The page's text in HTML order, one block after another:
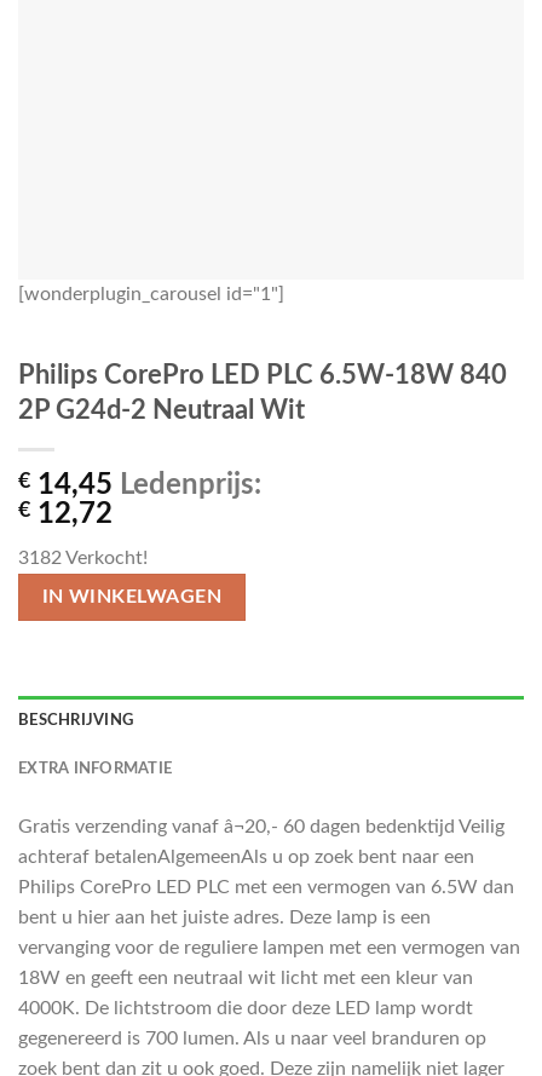
[wonderplugin_carousel id="1"]
Philips CorePro LED PLC 6.5W-18W 840
2P G24d-2 Neutraal Wit
€ 14,45 Ledenprijs:
€ 12,72
3182Verkocht!
IN WINKELWAGEN
BESCHRIJVING
EXTRA INFORMATIE
Gratis verzending vanaf â¬20,- 60 dagen bedenktijd Veilig
achteraf betalenAlgemeenAls u op zoek bent naar een
Philips CorePro LED PLC met een vermogen van 6.5W dan
bent u hier aan het juiste adres. Deze lamp is een
vervanging voor de reguliere lampen met een vermogen van
18W en geeft een neutraal wit licht met een kleur van
4000K. De lichtstroom die door deze LED lamp wordt
gegenereerd is 700 lumen. Als u naar veel branduren op
zoek bent dan zit u ook goed. Deze zijn namelijk niet lager